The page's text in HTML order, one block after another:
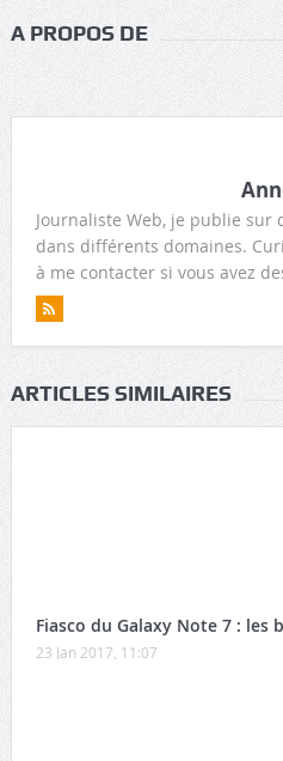
A PROPOS DE
Journaliste Web, je publie sur
dans différents domaines.
à me contacter si vous avez
ARTICLES SIMILAIRES
Fiasco du Galaxy Note 7 : les
23 Jan 2017, 11:07